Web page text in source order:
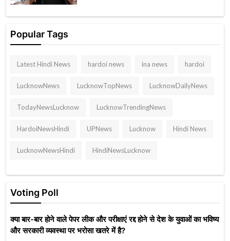
Popular Tags
Latest Hindi News hardoi news ina news hardoi
LucknowNews LucknowTopNews LucknowDailyNews
TodayNewsLucknow LucknowTrendingNews
HardoiNewsHindi UPNews Lucknow Hindi News
LucknowNewsHindi HindiNewsLucknow
Voting Poll
क्या बार-बार होने वाले पेपर लीक और परीक्षाएं रद्द होने से देश के युवाओं का भविष्य
और सरकारी व्यवस्था पर भरोसा खतरे में है?